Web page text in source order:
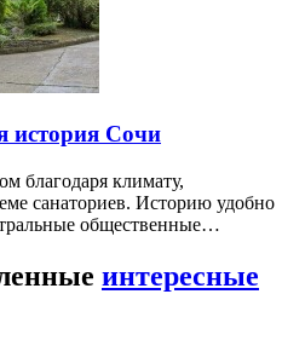
история Сочи
благодаря климату,
санаториев. Историю удобно
общественные…
интересные